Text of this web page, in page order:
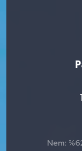
Nem:
SİVİL TOPLUM
SOSYAL